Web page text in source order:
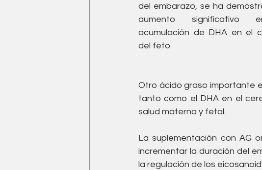
del embarazo, se ha
aumento significativo
acumulación de DHA en el
del feto.
Otro ácido graso importante
tanto como el DHA en el
salud materna y fetal.
La suplementación con AG
incrementar la duración del
la regulación de los